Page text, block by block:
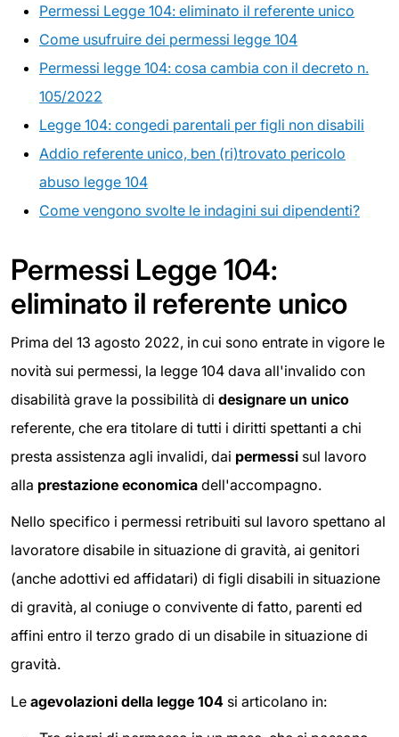
Permessi Legge 104: eliminato il referente unico
Come usufruire dei permessi legge 104
Permessi legge 104: cosa cambia con il decreto n.
105/2022
Legge 104: congedi parentali per figli non disabili
Addio referente unico, ben (ri)trovato pericolo
abuso legge 104
Come vengono svolte le indagini sui dipendenti?
Permessi Legge 104:
eliminato il referente unico
Prima del 13 agosto 2022, in cui sono entrate in vigore le
novità sui permessi, la legge 104 dava all'invalido con
disabilità grave la possibilità di designare un unico
referente, che era titolare di tutti i diritti spettanti a chi
presta assistenza agli invalidi, dai permessi sul lavoro
alla prestazione economica dell'accompagno.
Nello specifico i permessi retribuiti sul lavoro spettano al
lavoratore disabile in situazione di gravità, ai genitori
(anche adottivi ed affidatari) di figli disabili in situazione
di gravità, al coniuge o convivente di fatto, parenti ed
affini entro il terzo grado di un disabile in situazione di
gravità.
Le agevolazioni della legge 104 si articolano in: